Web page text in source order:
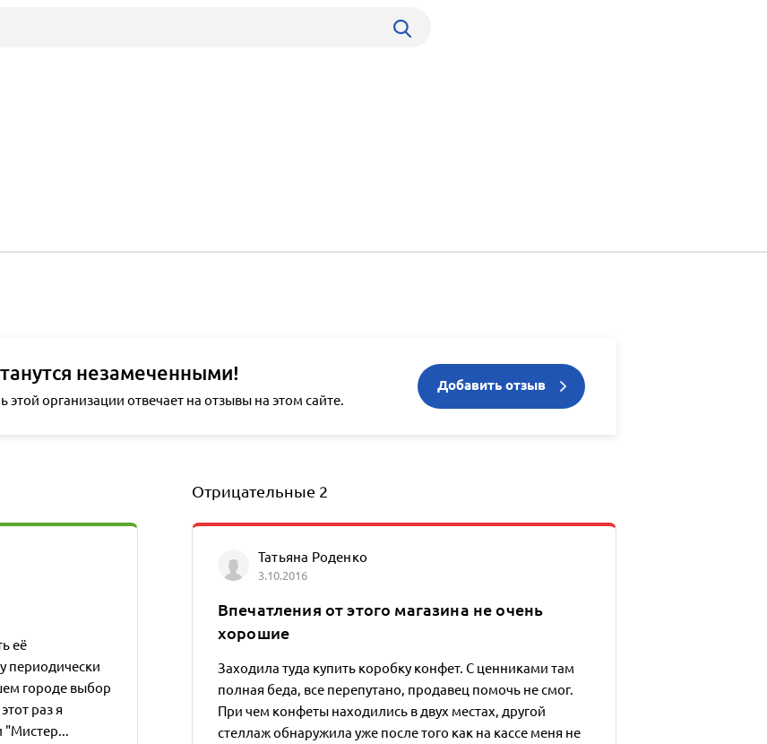
незамеченными!
организации отвечает на отзывы на этом сайте.
Добавить отзыв
её
периодически
городе выбор
раз я
"Мистер...
Отрицательные 2
Татьяна Роденко
3.10.2016
Впечатления от этого магазина не очень
хорошие
Заходила туда купить коробку конфет. С ценниками там
полная беда, все перепутано, продавец помочь не смог.
При чем конфеты находились в двух местах, другой
стеллаж обнаружила уже после того как на кассе меня не